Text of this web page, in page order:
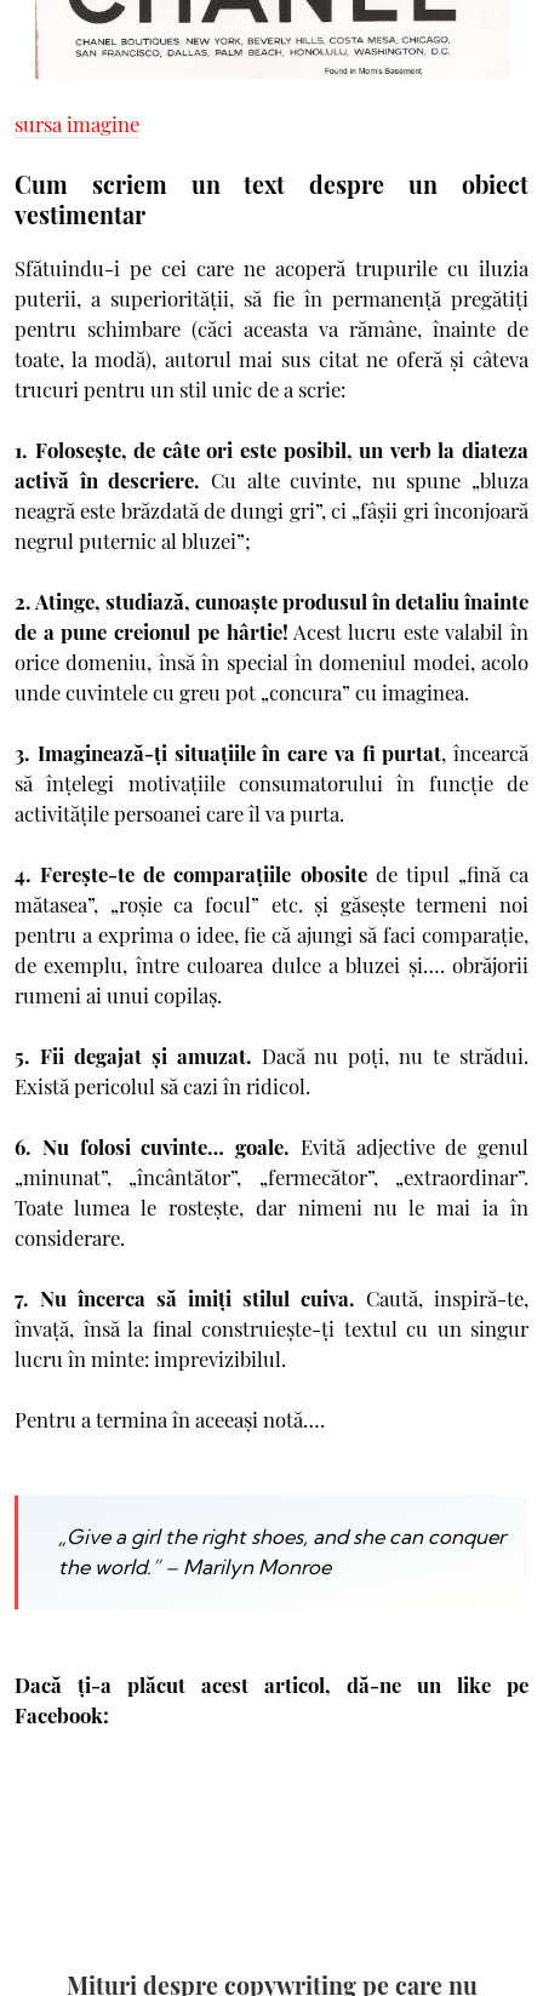
sursa imagine
Cum scriem un text despre un obiect
vestimentar
Sfătuindu-i pe cei care ne acoperă trupurile cu iluzia
puterii, a superiorităţii, să fie în permanenţă pregătiţi
pentru schimbare (căci aceasta va rămâne, înainte de
toate, la modă), autorul mai sus citat ne oferă şi câteva
trucuri pentru un stil unic de a scrie:
1. Foloseşte, de câte ori este posibil, un verb la diateza
activă în descriere. Cu alte cuvinte, nu spune „bluza
neagră este brăzdată de dungi gri”, ci „fâşii gri înconjoară
negrul puternic al bluzei”;
2. Atinge, studiază, cunoaște produsul în detaliu înainte
de a pune creionul pe hârtie! Acest lucru este valabil în
orice domeniu, însă în special în domeniul modei, acolo
unde cuvintele cu greu pot „concura” cu imaginea.
3. Imaginează-ţi situaţiile în care va fi purtat, încearcă
să înțelegi motivaţiile consumatorului în funcţie de
activităţile persoanei care îl va purta.
4. Fereşte-te de comparaţiile obositede tipul „fină ca
mătasea”, „roşie ca focul” etc. şi găseşte termeni noi
pentru a exprima o idee, fie că ajungi să faci comparaţie,
de exemplu, între culoarea dulce a bluzei şi…. obrăjorii
rumeni ai unui copilaş.
5. Fii degajat şi amuzat. Dacă nu poţi, nu te strădui.
Există pericolul să cazi în ridicol.
6. Nu folosi cuvinte… goale. Evită adjective de genul
„minunat”, „încântător”, „fermecător”, „extraordinar”.
Toate lumea le rosteşte, dar nimeni nu le mai ia în
considerare.
7. Nu încerca să imiţi stilul cuiva. Caută, inspiră-te,
învaţă, însă la final construieşte-ţi textul cu un singur
lucru în minte: imprevizibilul.
Pentru a termina în aceeaşi notă….
„Give a girl the right shoes, and she can conquer
the world.” – Marilyn Monroe
Dacă ți-a plăcut acest articol, dă-ne un like pe
Facebook:
Mituri despre copywriting pe care nu